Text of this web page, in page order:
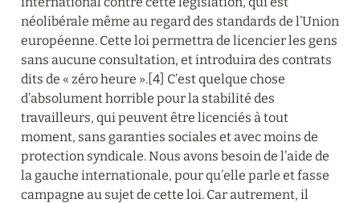
néolibérale même au regard des standards de l’Union
européenne. Cette loi permettra de licencier les gens
sans aucune consultation, et introduira des contrats
dits de « zéro heure ».[4] C’est quelque chose
d’absolument horrible pour la stabilité des
travailleurs, qui peuvent être licenciés à tout
moment, sans garanties sociales et avec moins de
protection syndicale. Nous avons besoin de l’aide de
la gauche internationale, pour qu’elle parle et fasse
campagne au sujet de cette loi. Car autrement, il